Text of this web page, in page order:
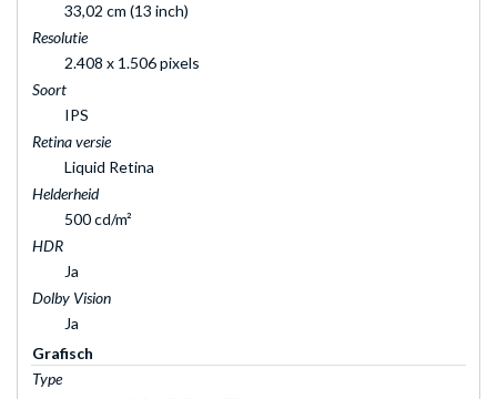
33,02 cm (13 inch)
Resolutie
2.408 x 1.506 pixels
Soort
IPS
Retina versie
Liquid Retina
Helderheid
500 cd/m²
HDR
Ja
Dolby Vision
Ja
Grafisch
Type